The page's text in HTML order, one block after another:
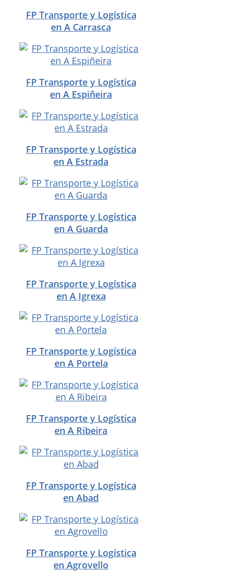
FP Transporte y Logística
en A Carrasca
FP Transporte y Logística
en A Espiñeira
FP Transporte y Logística
en A Estrada
FP Transporte y Logística
en A Guarda
FP Transporte y Logística
en A Igrexa
FP Transporte y Logística
en A Portela
FP Transporte y Logística
en A Ribeira
FP Transporte y Logística
en Abad
FP Transporte y Logística
en Agrovello